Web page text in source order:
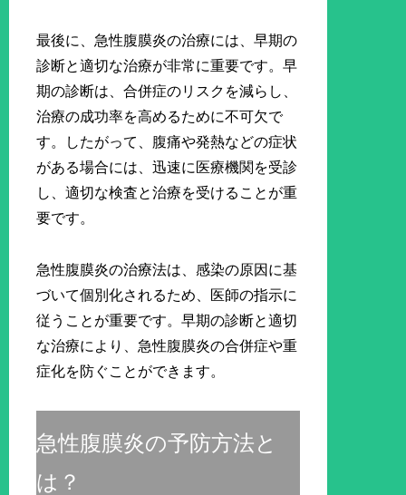
最後に、急性腹膜炎の治療には、早期の
診断と適切な治療が非常に重要です。早
期の診断は、合併症のリスクを減らし、
治療の成功率を高めるために不可欠で
す。したがって、腹痛や発熱などの症状
がある場合には、迅速に医療機関を受診
し、適切な検査と治療を受けることが重
要です。
急性腹膜炎の治療法は、感染の原因に基
づいて個別化されるため、医師の指示に
従うことが重要です。早期の診断と適切
な治療により、急性腹膜炎の合併症や重
症化を防ぐことができます。
急性腹膜炎の予防方法と
は？